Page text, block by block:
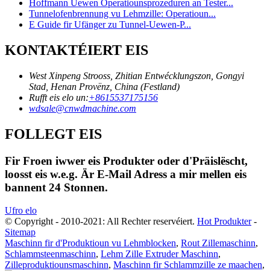
Hoffmann Uewen Operatiounsprozeduren an Tester...
Tunnelofenbrennung vu Lehmzille: Operatioun...
E Guide fir Ufänger zu Tunnel-Uewen-P...
KONTAKTÉIERT EIS
West Xinpeng Strooss, Zhitian Entwécklungszon, Gongyi
Stad, Henan Provënz, China (Festland)
Rufft eis elo un:+8615537175156
wdsale@cnwdmachine.com
FOLLEGT EIS
Fir Froen iwwer eis Produkter oder d'Präislëscht,
loosst eis w.e.g. Är E-Mail Adress a mir mellen eis
bannent 24 Stonnen.
Ufro elo
© Copyright - 2010-2021: All Rechter reservéiert. Hot Produkter-
Sitemap
Maschinn fir d'Produktioun vu Lehmblocken, Rout Zillemaschinn,
Schlammsteenmaschinn, Lehm Zille Extruder Maschinn,
Zilleproduktiounsmaschinn, Maschinn fir Schlammzille ze maachen,